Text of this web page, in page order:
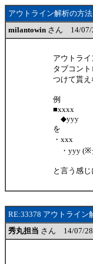
アウトライン解析の方法
milantowin さん 14/07/
アウトラ
タブコン
つけて貰え
例
■xxxx
◆yyy
を
・xxx
・yyy (※
と言う感じ
RE:33378 アウトライン
秀丸担当 さん 14/07/28